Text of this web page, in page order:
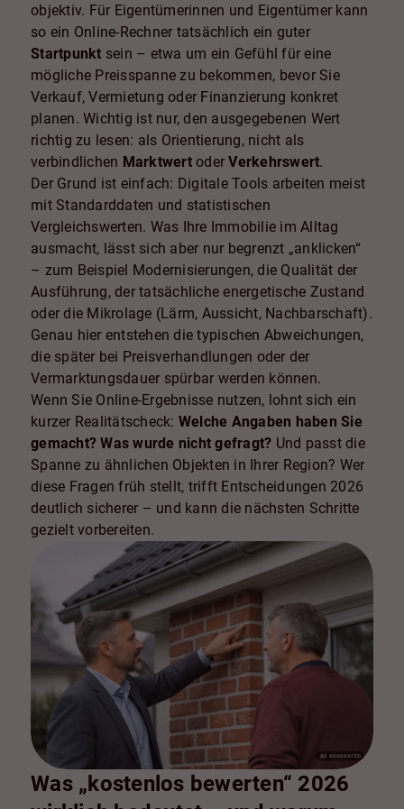
objektiv. Für Eigentümerinnen und Eigentümer kann
so ein Online-Rechner tatsächlich ein guter
Startpunkt sein – etwa um ein Gefühl für eine
mögliche Preisspanne zu bekommen, bevor Sie
Verkauf, Vermietung oder Finanzierung konkret
planen. Wichtig ist nur, den ausgegebenen Wert
richtig zu lesen: als Orientierung, nicht als
verbindlichen MarktwertoderVerkehrswert.
Der Grund ist einfach: Digitale Tools arbeiten meist
mit Standarddaten und statistischen
Vergleichswerten. Was Ihre Immobilie im Alltag
ausmacht, lässt sich aber nur begrenzt „anklicken“
– zum Beispiel Modernisierungen, die Qualität der
Ausführung, der tatsächliche energetische Zustand
oder die Mikrolage (Lärm, Aussicht, Nachbarschaft).
Genau hier entstehen die typischen Abweichungen,
die später bei Preisverhandlungen oder der
Vermarktungsdauer spürbar werden können.
Wenn Sie Online-Ergebnisse nutzen, lohnt sich ein
kurzer Realitätscheck: Welche Angaben haben Sie
gemacht? Was wurde nicht gefragt? Und passt die
Spanne zu ähnlichen Objekten in Ihrer Region? Wer
diese Fragen früh stellt, trifft Entscheidungen 2026
deutlich sicherer – und kann die nächsten Schritte
gezielt vorbereiten.
Was „kostenlos bewerten“ 2026